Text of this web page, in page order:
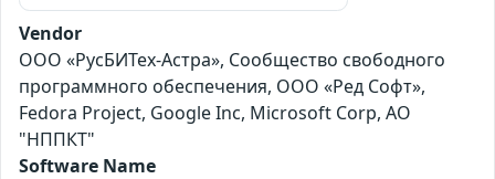
Vendor
ООО «РусБИТех-Астра», Сообщество свободного
программного обеспечения, ООО «Ред Софт»,
Fedora Project, Google Inc, Microsoft Corp, АО
"НППКТ"
Software Name